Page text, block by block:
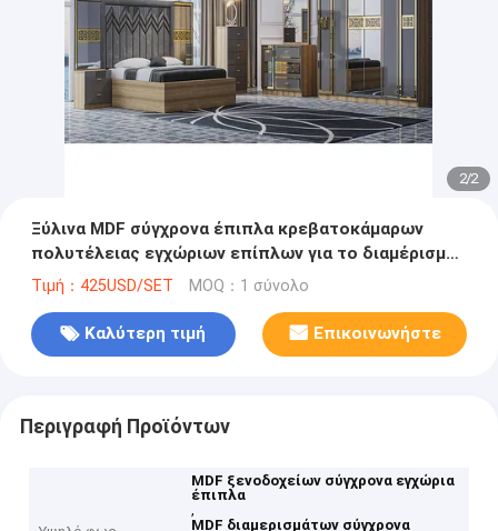
2/2
Ξύλινα MDF σύγχρονα έπιπλα κρεβατοκάμαρων
πολυτέλειας εγχώριων επίπλων για το διαμέρισμα
ξενοδοχείων
Τιμή：425USD/SET MOQ：1 σύνολο
Καλύτερη τιμή Επικοινωνήστε
Περιγραφή Προϊόντων
MDF ξενοδοχείων σύγχρονα εγχώρια
έπιπλα
,
MDF διαμερισμάτων σύγχρονα